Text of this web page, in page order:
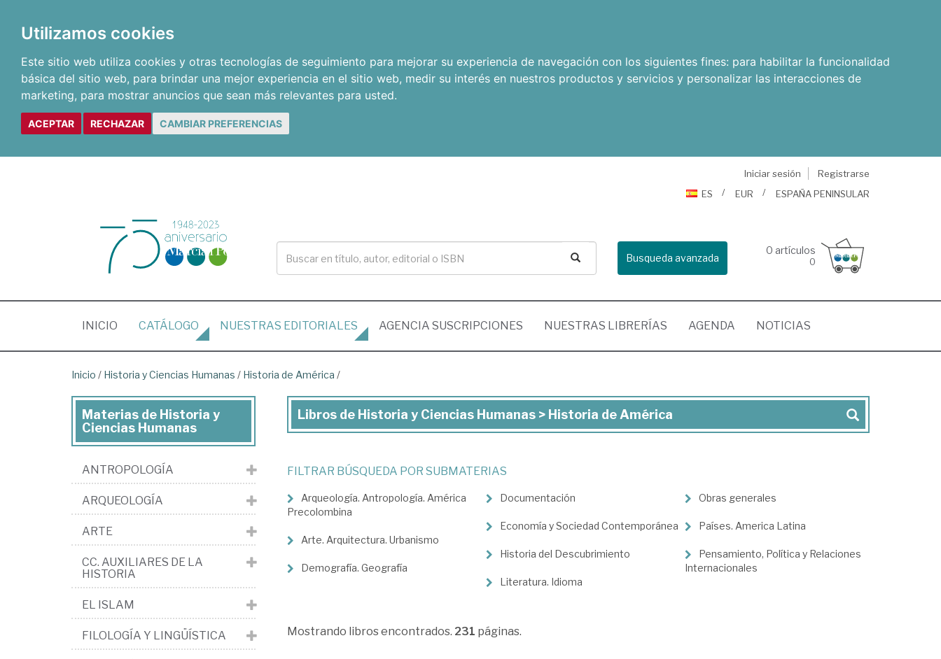
Utilizamos cookies
Este sitio web utiliza cookies y otras tecnologías de seguimiento para mejorar su experiencia de navegación con los siguientes fines: para habilitar la funcionalidad
básica del sitio web, para brindar una mejor experiencia en el sitio web, medir su interés en nuestros productos y servicios y personalizar las interacciones de
marketing, para mostrar anuncios que sean más relevantes para usted.
ACEPTAR RECHAZAR CAMBIAR PREFERENCIAS
Iniciar sesión
Registrarse
ES
EUR ESPAÑA PENINSULAR
Busqueda avanzada
0 artículos
0
INICIO (CURRENT)
CATÁLOGO NUESTRAS EDITORIALES AGENCIA SUSCRIPCIONES NUESTRAS LIBRERÍAS AGENDA NOTICIAS
Inicio / Historia y Ciencias Humanas / Historia de América /
Libros
Historia
Ciencias
>
Historia
Libros de Historia y Ciencias Humanas > Historia de América
FILTRAR BÚSQUEDA POR SUBMATERIAS
Arqueología. Antropología. América
Precolombina
Arte. Arquitectura. Urbanismo
Demografía. Geografía
Documentación
Economía y Sociedad Contemporánea
Historia del Descubrimiento
Literatura. Idioma
Obras generales
Países. America Latina
Pensamiento, Política y Relaciones
Internacionales
Mostrando libros encontrados. 231 páginas.
Materias de Historia y
Ciencias Humanas
ANTROPOLOGÍA
ARQUEOLOGÍA
ARTE
CC. AUXILIARES DE LA
HISTORIA
EL ISLAM
FILOLOGÍA Y LINGÜÍSTICA